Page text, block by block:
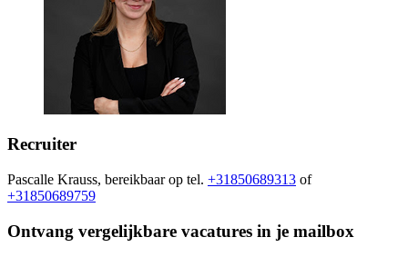
Recruiter
Pascalle Krauss, bereikbaar op tel. +31850689313 of
+31850689759
Ontvang vergelijkbare vacatures in je mailbox